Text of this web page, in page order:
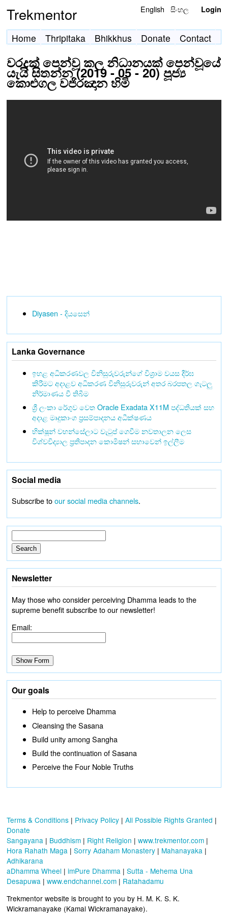
Trekmentor English සිංහල Login
Home Thripitaka Bhikkhus Donate Contact
වරදක් පෙන්වූ කල නිධානයක් පෙන්වූයේ
යැයි සිතන්න (2019 - 05 - 20) පූජ්‍ය
කොළුගල වජිරඤාන හිමි
Diyasen - දියසෙන්
Lanka Governance
ඉහළ අධිකරණවල විනිසුරුවරුන්ගේ විශ්‍රාම වයස දීර්ඝ
කිරීමට අදාළව අධිකරණ විනිසුරුවරුන් අතර බරපතල ගැටලු
නිර්මාණය වී තිබීම
ශ්‍රී ලංකා රේගුව වෙත Oracle Exadata X11M පද්ධතියක් සහ
අදාළ මෘදුකාංග ප්‍රසම්පාදනය අධීක්ෂණය
භික්ෂූන් වහන්සේලාට වැටුප් ගෙවීම නවතාලන ලෙස
විශ්වවිද්‍යාල ප්‍රතිපාදන කොමිෂන් සභාවෙන් ඉල්ලීම
Social media
Subscribe toour social media channels.
Newsletter
May those who consider perceiving Dhamma leads to the
supreme benefit subscribe to our newsletter!
Email:
Our goals
Help to perceive Dhamma
Cleansing the Sasana
Build unity among Sangha
Build the continuation of Sasana
Perceive the Four Noble Truths
Terms & Conditions | Privacy Policy | All Possible Rights Granted |
Donate
Sangayana | Buddhism | Right Religion | www.trekmentor.com |
Hora Rahath Maga | Sorry Adaham Monastery | Mahanayaka |
Adhikarana
aDhamma Wheel | imPure Dhamma | Sutta - Mehema Una
Desapuwa | www.endchannel.com | Ratahadamu
Trekmentor website is brought to you by H. M. K. S. K.
Wickramanayake (Kamal Wickramanayake).